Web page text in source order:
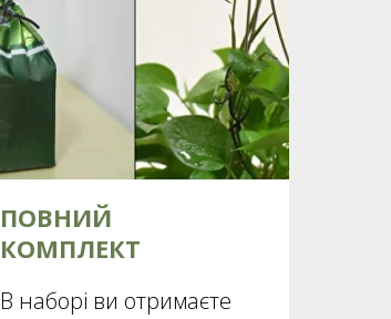
ПОВНИЙ
КОМПЛЕКТ
В наборі ви отримаєте